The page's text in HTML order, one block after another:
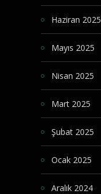
Haziran 2025
Mayıs 2025
Nisan 2025
Mart 2025
Şubat 2025
Ocak 2025
Aralık 2024